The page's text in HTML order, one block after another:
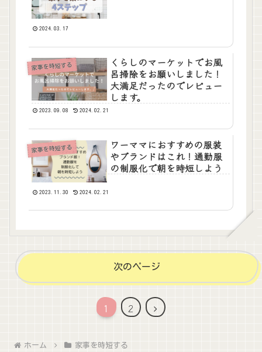
2024.03.17
家事を時短する
くらしのマーケットでお風
呂掃除をお願いしました！
大満足だったのでレビュー
します。
2023.09.08 2024.02.21
家事を時短する
ワーママにおすすめの服装
やブランドはこれ！通勤服
の制服化で朝を時短しよう
2023.11.30 2024.02.21
次のページ
1 2
次
ホーム 家事を時短する